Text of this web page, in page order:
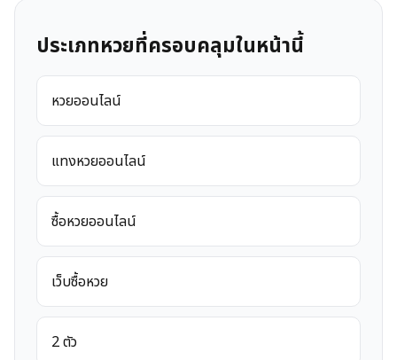
ประเภทหวยที่ครอบคลุมในหน้านี้
หวยออนไลน์
แทงหวยออนไลน์
ซื้อหวยออนไลน์
เว็บซื้อหวย
2 ตัว